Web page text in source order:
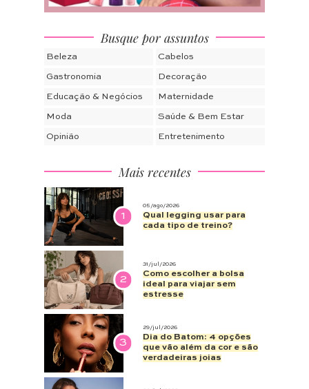
Busque por assuntos
Beleza Cabelos
Gastronomia Decoração
Educação & Negócios Maternidade
Moda Saúde & Bem Estar
Opinião Entretenimento
Mais recentes
1
05/ago/2026
Qual legging usar para
cada tipo de treino?
2
31/jul/2026
Como escolher a bolsa
ideal para viajar sem
estresse
3
29/jul/2026
Dia do Batom: 4 opções
que vão além da cor e são
verdadeiras joias